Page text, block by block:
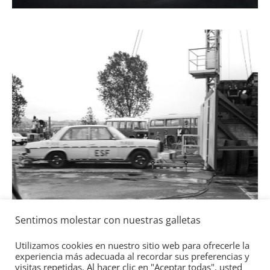
0
50 años del BMW 1602:
4 de mayo de 2022 mospotter84
Seguridad
Llamada a revisión en
Toyota y Lexus por la
2 de julio de 2021
Sentimos molestar con nuestras galletas
Utilizamos cookies en nuestro sitio web para ofrecerle la
experiencia más adecuada al recordar sus preferencias y
visitas repetidas. Al hacer clic en "Aceptar todas", usted